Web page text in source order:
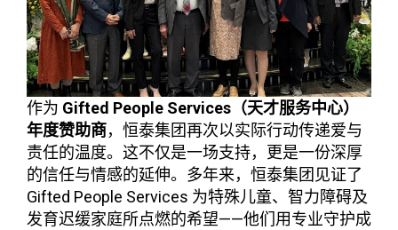
作为 Gifted People Services（天才服务中心）
年度赞助商，恒泰集团再次以实际行动传递爱与
责任的温度。这不仅是一场支持，更是一份深厚
的信任与情感的延伸。多年来，恒泰集团见证了
Gifted People Services 为特殊儿童、智力障碍及
发育迟缓家庭所点燃的希望——他们用专业守护成